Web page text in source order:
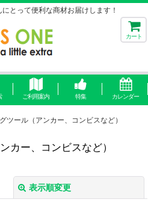
とって便利な商材お届けします！
カート
ご利用案内 特集 カレンダー
ツール（アンカー、コンビスなど）
カー、コンビスなど）
表示順変更